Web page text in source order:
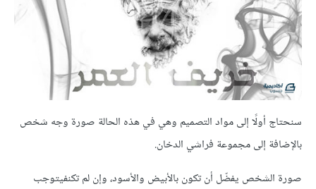
سنحتاج أولًا إلى مواد التصميم وهي في هذه الحالة صورة وجه شخص
بالإضافة إلى مجموعة فراشي الدخان.
صورة الشخص يفضّل أن تكون بالأبيض والأسود، وإن لم تكنفيتوجب